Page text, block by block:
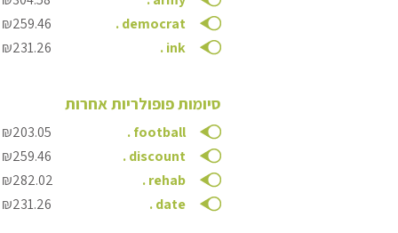
.democrat
₪259.46
.ink
₪231.26
סיומות פופולריות אחרות
.football
₪203.05
.discount
₪259.46
.rehab
₪282.02
.date
₪231.26